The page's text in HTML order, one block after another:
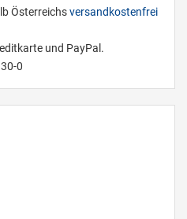
Österreichsversandkostenfrei
und PayPal.
0